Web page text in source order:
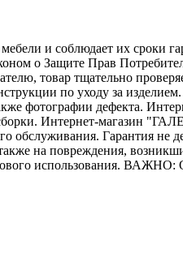
и соблюдает их сроки
о Защите Прав
товар тщательно
по уходу за
фотографии дефекта.
Интернет-магазин
обслуживания. Гарантия не
на повреждения,
использования. ВАЖНО: